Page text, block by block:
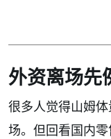
外资离场先
很多人觉得山姆
场。但回看国内